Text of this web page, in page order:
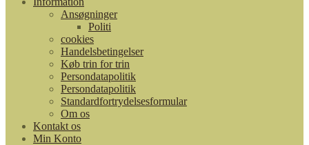
Ansøgninger
Politi
cookies
Handelsbetingelser
Køb trin for trin
Persondatapolitik
Persondatapolitik
Standardfortrydelsesformular
Om os
Kontakt os
Min Konto